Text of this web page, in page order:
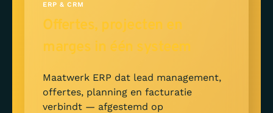
ERP & CRM
Offertes, projecten en
marges in één systeem
Maatwerk ERP dat lead management,
offertes, planning en facturatie
verbindt — afgestemd op